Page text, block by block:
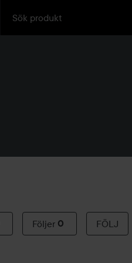
Följer 0 FÖLJ